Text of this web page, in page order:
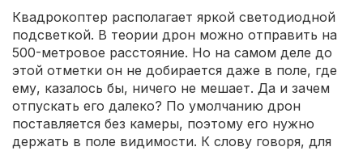
Квадрокоптер располагает яркой светодиодной
подсветкой. В теории дрон можно отправить на
500-метровое расстояние. Но на самом деле до
этой отметки он не добирается даже в поле, где
ему, казалось бы, ничего не мешает. Да и зачем
отпускать его далеко? По умолчанию дрон
поставляется без камеры, поэтому его нужно
держать в поле видимости. К слову говоря, для